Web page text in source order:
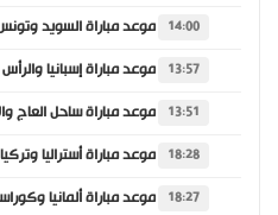
14:00
13:57
13:51
18:28
18:27